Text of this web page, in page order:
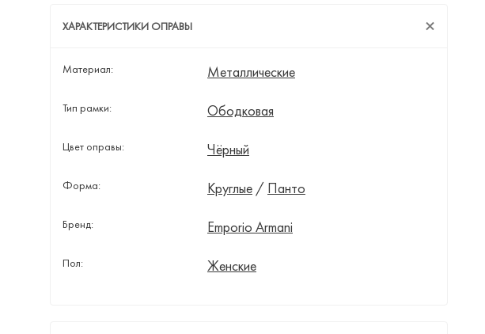
ХАРАКТЕРИСТИКИ ОПРАВЫ
Материал: Металлические
Тип рамки: Ободковая
Цвет оправы: Чёрный
Форма: Круглые/ Панто
Бренд: Emporio Armani
Пол: Женские